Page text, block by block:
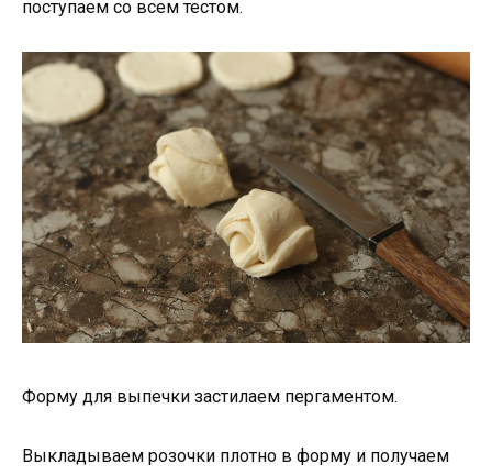
поступаем со всем тестом.
Форму для выпечки застилаем пергаментом.
Выкладываем розочки плотно в форму и получаем